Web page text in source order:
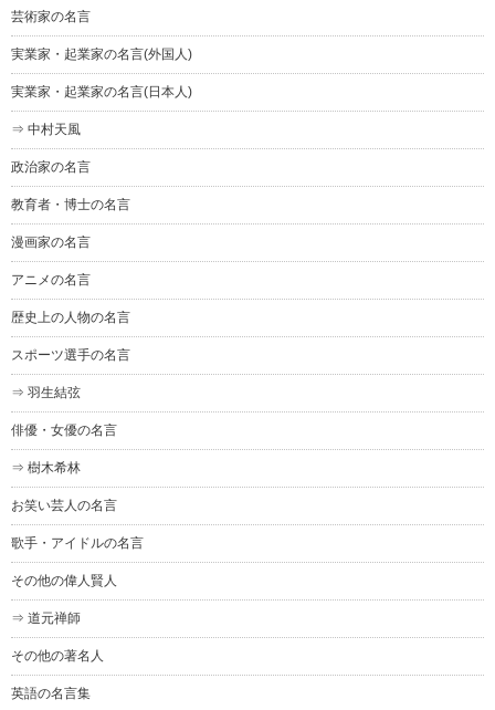
芸術家の名言
実業家・起業家の名言(外国人)
実業家・起業家の名言(日本人)
⇒ 中村天風
政治家の名言
教育者・博士の名言
漫画家の名言
アニメの名言
歴史上の人物の名言
スポーツ選手の名言
⇒ 羽生結弦
俳優・女優の名言
⇒ 樹木希林
お笑い芸人の名言
歌手・アイドルの名言
その他の偉人賢人
⇒ 道元禅師
その他の著名人
英語の名言集